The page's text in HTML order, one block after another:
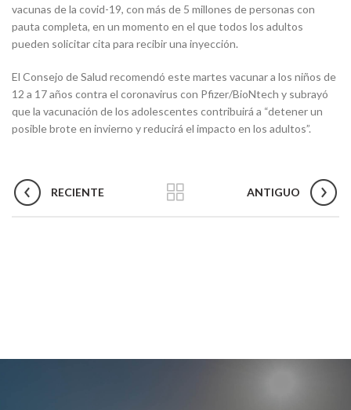
vacunas de la covid-19, con más de 5 millones de personas con
pauta completa, en un momento en el que todos los adultos
pueden solicitar cita para recibir una inyección.
El Consejo de Salud recomendó este martes vacunar a los niños de
12 a 17 años contra el coronavirus con Pfizer/BioNtech y subrayó
que la vacunación de los adolescentes contribuirá a “detener un
posible brote en invierno y reducirá el impacto en los adultos”.
RECIENTE ANTIGUO